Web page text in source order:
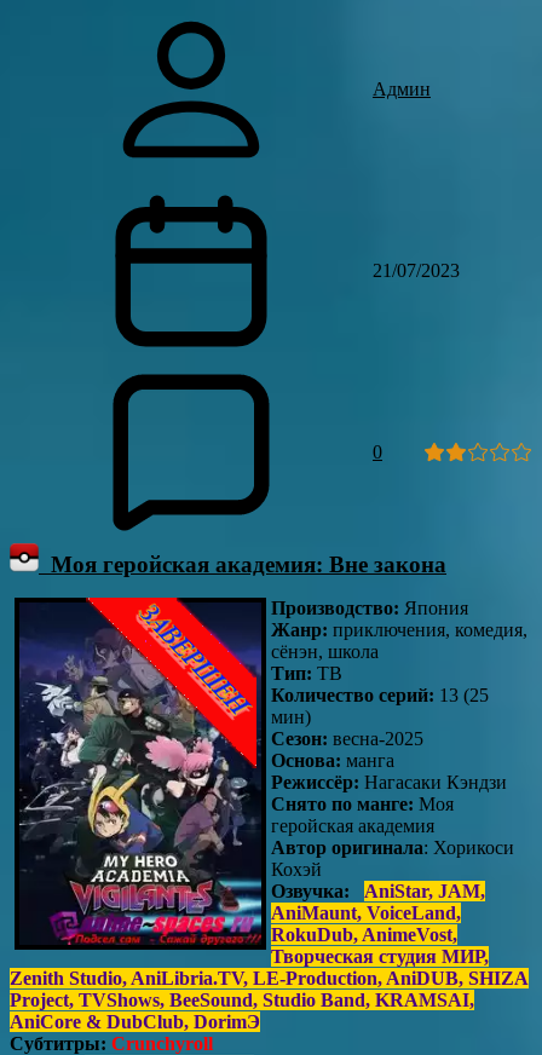
Админ
21/07/2023
0
Моя геройская академия: Вне закона
Производство: Япония
Жанр: приключения, комедия,
сёнэн, школа
Тип: ТВ
Количество серий: 13 (25
мин)
Сезон: весна-2025
Основа: манга
Режиссёр: Нагасаки Кэндзи
Снято по манге: Моя
геройская академия
Автор оригинала: Хорикоси
Кохэй
Озвучка: AniStar, JAM,
AniMaunt, VoiceLand,
RokuDub, AnimeVost,
Творческая студия МИР,
Zenith Studio, AniLibria.TV, LE-Production, AniDUB​​​​​​​, SHIZA
Project​​​​​​​, TVShows​​​​​​​, BeeSound​​​​​​​, Studio Band​​​​​​​, KRAMSAI​​​​​​​,
AniCore & DubClub​​​​​​​, DorimЭ
Субтитры: Crunchyroll